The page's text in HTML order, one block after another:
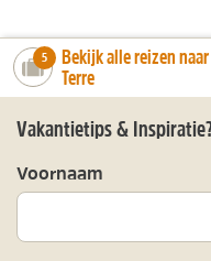
number_of_trips:
5
Bekijk alle reizen
Terre
Vakantietips &
Voornaam